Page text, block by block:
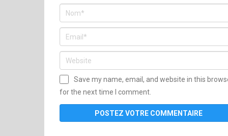
Save my name, email, and website in this
for the next time I comment.